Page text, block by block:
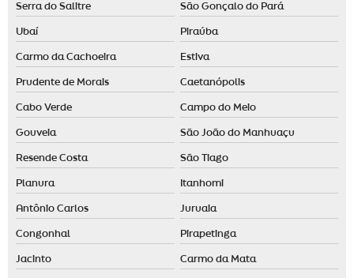
Serra do Salitre São Gonçalo do Pará
Ubaí Piraúba
Carmo da Cachoeira Estiva
Prudente de Morais Caetanópolis
Cabo Verde Campo do Meio
Gouveia São João do Manhuaçu
Resende Costa São Tiago
Planura Itanhomi
Antônio Carlos Juruaia
Congonhal Pirapetinga
Jacinto Carmo da Mata